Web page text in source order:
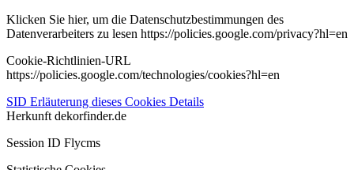
Klicken Sie hier, um die Datenschutzbestimmungen des
Datenverarbeiters zu lesen https://policies.google.com/privacy?hl=en
Cookie-Richtlinien-URL
https://policies.google.com/technologies/cookies?hl=en
SID Erläuterung dieses Cookies Details
Herkunft dekorfinder.de
Session ID Flycms